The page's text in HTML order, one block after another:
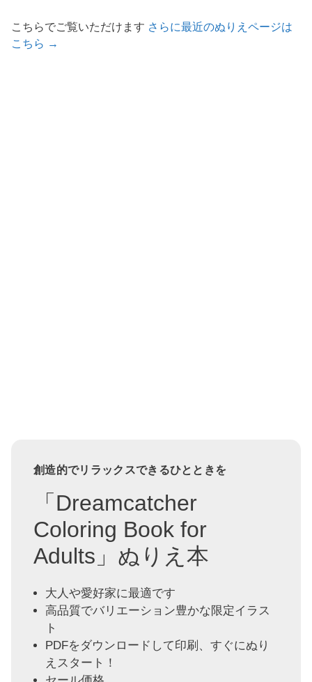
こちらでご覧いただけます さらに最近のぬりえページは
こちら →
創造的でリラックスできるひとときを
「Dreamcatcher
Coloring Book for
Adults」ぬりえ本
大人や愛好家に最適です
高品質でバリエーション豊かな限定イラス
ト
PDFをダウンロードして印刷、すぐにぬり
えスタート！